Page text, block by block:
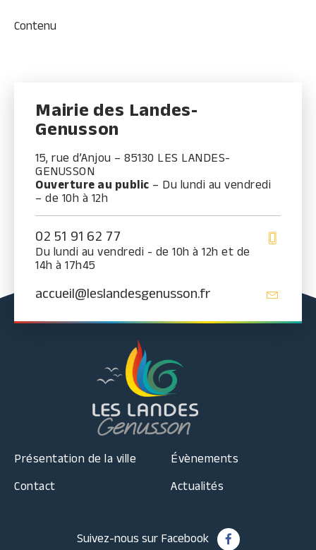
Contenu
Mairie des Landes-
Genusson
15, rue d’Anjou – 85130 LES LANDES-
GENUSSON
Ouverture au public – Du lundi au vendredi
– de 10h à 12h
02 51 91 62 77
Du lundi au vendredi - de 10h à 12h et de
14h à 17h45
accueil@leslandesgenusson.fr
Présentation de la ville
Contact
Évènements
Actualités
Suivez-nous sur Facebook